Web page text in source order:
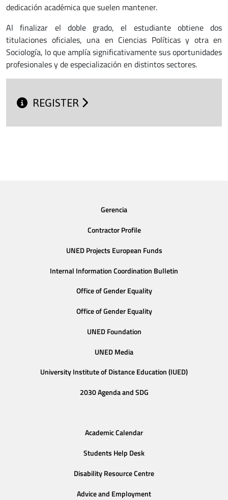
dedicación académica que suelen mantener.
Al finalizar el doble grado, el estudiante obtiene dos
titulaciones oficiales, una en Ciencias Políticas y otra en
Sociología, lo que amplía significativamente sus oportunidades
profesionales y de especialización en distintos sectores.
REGISTER
Gerencia
Contractor Profile
UNED Projects European Funds
Internal Information Coordination Bulletin
Office of Gender Equality
Office of Gender Equality
UNED Foundation
UNED Media
University Institute of Distance Education (IUED)
2030 Agenda and SDG
Academic Calendar
Students Help Desk
Disability Resource Centre
Advice and Employment